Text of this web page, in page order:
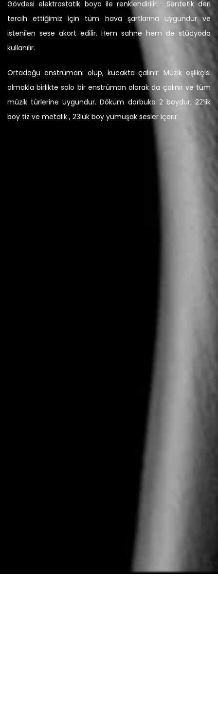
Gövdesi elektrostatik boya ile renklendirilir. Sentetik deri
tercih ettiğimiz için tüm hava şartlarına uygundur ve
istenilen sese akort edilir. Hem sahne hem de stüdyoda
kullanılır.
Ortadoğu enstrümanı olup, kucakta çalınır. Müzik eşlikçisi
olmakla birlikte solo bir enstrüman olarak da çalınır ve tüm
müzik türlerine uygundur. Döküm darbuka 2 boydur; 22’lik
boy tiz ve metalik , 23lük boy yumuşak sesler içerir.